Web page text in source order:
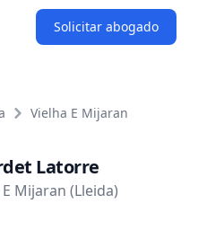
Solicitar abogado
Vielha E Mijaran
Latorre
Mijaran (Lleida)